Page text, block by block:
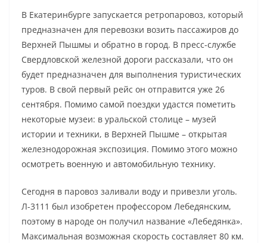
В Екатеринбурге запускается ретропаровоз, который
предназначен для перевозки возить пассажиров до
Верхней Пышмы и обратно в город. В пресс-службе
Свердловской железной дороги рассказали, что он
будет предназначен для выполнения туристических
туров. В свой первый рейс он отправится уже 26
сентября. Помимо самой поездки удастся пометить
некоторые музеи: в уральской столице – музей
истории и техники, в Верхней Пышме – открытая
железнодорожная экспозиция. Помимо этого можно
осмотреть военную и автомобильную технику.
Сегодня в паровоз заливали воду и привезли уголь.
Л-3111 был изобретен профессором Лебедянским,
поэтому в народе он получил название «Лебедянка».
Максимальная возможная скорость составляет 80 км.